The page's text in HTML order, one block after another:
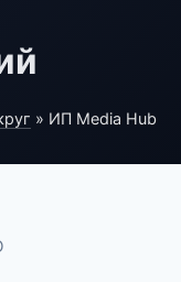
» ИП Media Hub